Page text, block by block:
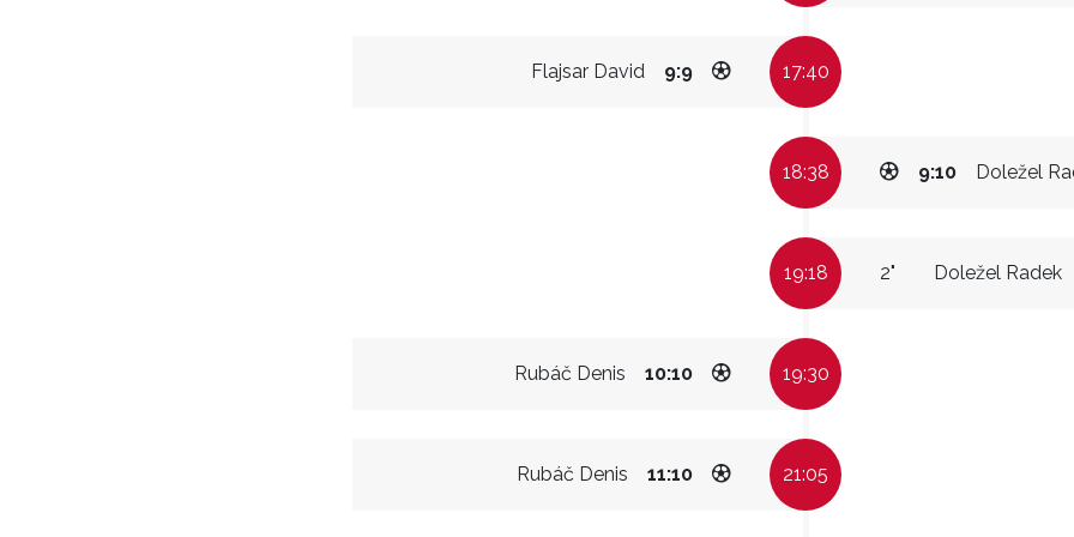
Flajsar David 9:9 17:40
18:38 Doležel
9:10
19:18 Doležel Radek
2"
Rubáč Denis 10:10 19:30
Rubáč Denis 11:10 21:05